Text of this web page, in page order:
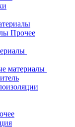
Прочее
материалы